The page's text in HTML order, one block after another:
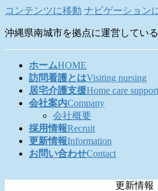
コンテンツに移動 ナビゲーション
沖縄県南城市を拠点に運営してい
ホームHOME
訪問看護とはVisiting nursing
居宅介護支援Home care support
会社案内Company
会社概要
採用情報Recruit
更新情報Information
お問い合わせContact
更新情報